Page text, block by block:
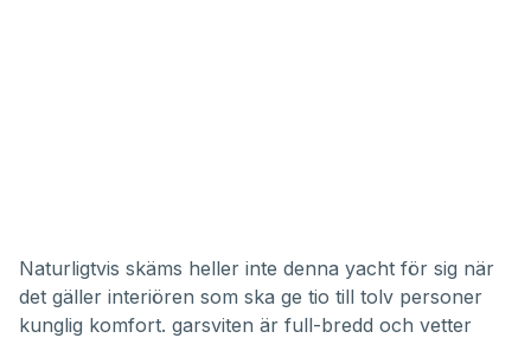
Naturligtvis skäms heller inte denna yacht för sig när
det gäller interiören som ska ge tio till tolv personer
kunglig komfort. gar­sviten är full-bredd och vetter